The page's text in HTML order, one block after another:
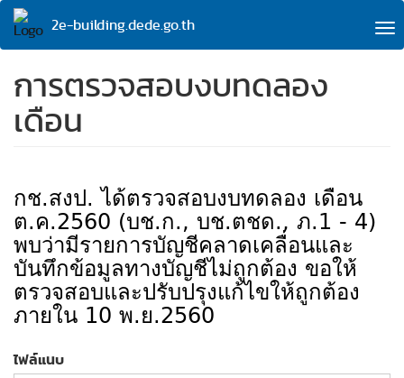
Skip
main
2e-building.dede.go.th
การตรวจสอบงบทดลอง
เดือน
กช.สงป. ได้ตรวจสอบงบทดลอง เดือน
ต.ค.2560 (บช.ก., บช.ตชด., ภ.1 - 4)
พบว่ามีรายการบัญชีคลาดเคลื่อนและ
บันทึกข้อมูลทางบัญชีไม่ถูกต้อง ขอให้
ตรวจสอบและปรับปรุงแก้ไขให้ถูกต้อง
ภายใน 10 พ.ย.2560
ไฟล์แนบ